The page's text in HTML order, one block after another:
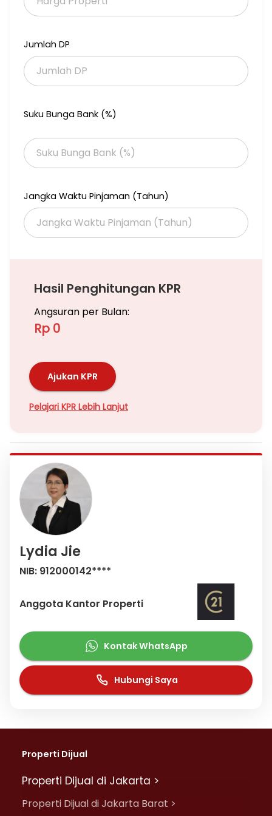
Jumlah DP
Suku Bunga Bank (%)
Jangka Waktu Pinjaman (Tahun)
Hasil Penghitungan KPR
Angsuran per Bulan:
Rp 0
Ajukan KPR
Pelajari KPR Lebih Lanjut
Lydia Jie
NIB: 912000142****
Anggota Kantor Properti
Kontak WhatsApp
Hubungi Saya
Properti Dijual
Properti Dijual di Jakarta >
Properti Dijual di Jakarta Barat >